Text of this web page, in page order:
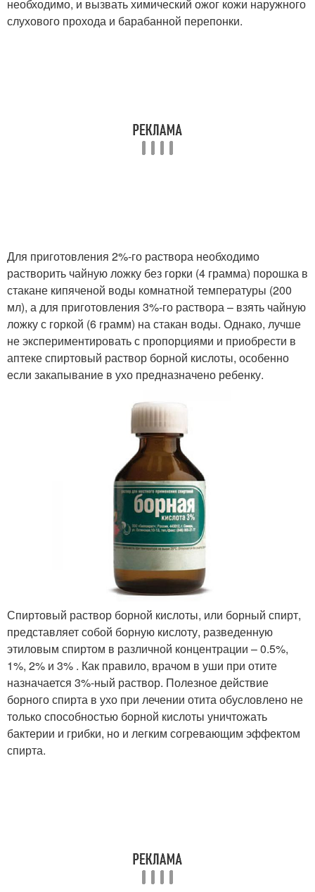
необходимо, и вызвать химический ожог кожи наружного
слухового прохода и барабанной перепонки.
Для приготовления 2%-го раствора необходимо
растворить чайную ложку без горки (4 грамма) порошка в
стакане кипяченой воды комнатной температуры (200
мл), а для приготовления 3%-го раствора – взять чайную
ложку с горкой (6 грамм) на стакан воды. Однако, лучше
не экспериментировать с пропорциями и приобрести в
аптеке спиртовый раствор борной кислоты, особенно
если закапывание в ухо предназначено ребенку.
Спиртовый раствор борной кислоты, или борный спирт,
представляет собой борную кислоту, разведенную
этиловым спиртом в различной концентрации – 0.5%,
1%, 2% и 3% . Как правило, врачом в уши при отите
назначается 3%-ный раствор. Полезное действие
борного спирта в ухо при лечении отита обусловлено не
только способностью борной кислоты уничтожать
бактерии и грибки, но и легким согревающим эффектом
спирта.